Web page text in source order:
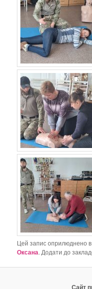
Цей запис оприлюднено
Оксана. Додати до
Сайт